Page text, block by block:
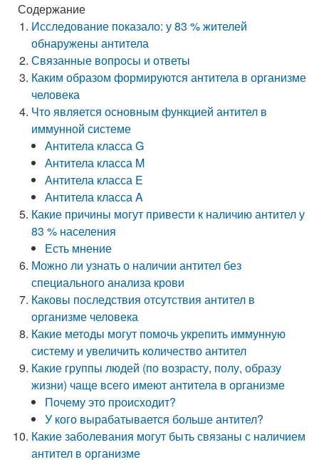
Содержание
Исследование показало: у 83 % жителей
обнаружены антитела
Связанные вопросы и ответы
Каким образом формируются антитела в организме
человека
Что является основным функцией антител в
иммунной системе
Антитела класса G
Антитела класса M
Антитела класса E
Антитела класса A
Какие причины могут привести к наличию антител у
83 % населения
Есть мнение
Можно ли узнать о наличии антител без
специального анализа крови
Каковы последствия отсутствия антител в
организме человека
Какие методы могут помочь укрепить иммунную
систему и увеличить количество антител
Какие группы людей (по возрасту, полу, образу
жизни) чаще всего имеют антитела в организме
Почему это происходит?
У кого вырабатывается больше антител?
Какие заболевания могут быть связаны с наличием
антител в организме